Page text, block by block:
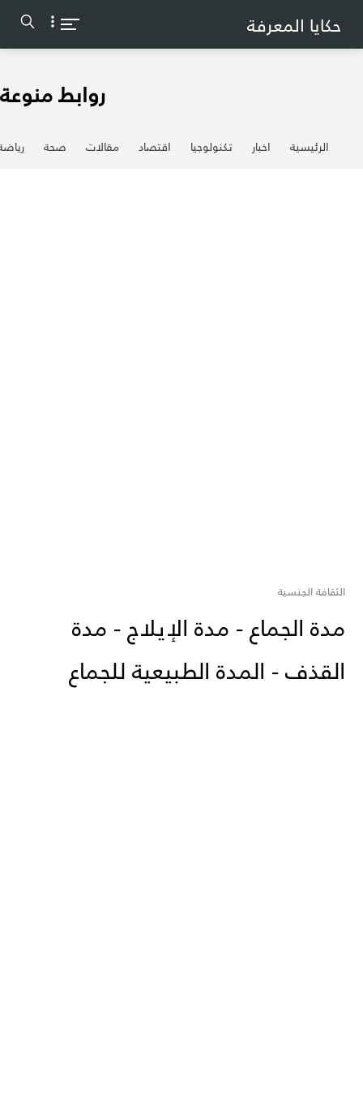
حكايا المعرفة
روابط منوعة
الرئيسية اخبار تكنولوجيا اقتصاد مقالات صحة
الثقافة الجنسية
مدة الجماع - مدة الإيلاج - مدة
القذف - المدة الطبيعية للجماع